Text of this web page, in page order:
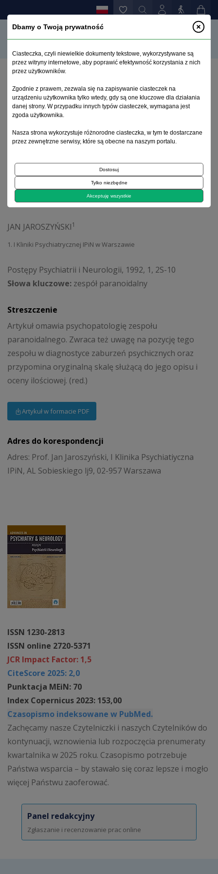
ISSN 1230-2813
ISSN online 2720-5371
JCR Impact Factor: 1,5
CiteScore 2025: 2,0
Punktacja MEiN: 70
Index Copernicus 2023: 153,00
Czasopismo indeksowane w PubMed.
Zachęcamy nasze Czytelniczki i naszych Czytelników do
kontynuacji, wznowienia lub rozpoczęcia prenumeraty
kwartalnika w 2025 roku. Czasopismo potrzebuje
Państwa wsparcia – by stawało się coraz lepsze i mogło
więcej Państwu zaoferować.
Panel redakcyjny
Zgłaszanie i recenzowanie prac online
Zespół paranoidalny
Archiwum 1992–2014
Zespół paranoidalny
JAN JAROSZYŃSKI1
1. I Kliniki Psychiatrycznej IPiN w Warszawie
Postępy Psychiatrii i Neurologii, 1992, 1, 2S-10
Słowa kluczowe: zespół paranoidalny
Streszczenie
Artykuł omawia psychopatologię zespołu
paranoidalnego. Zwraca też uwagę na pozycję tego
zespołu w diagnostyce zaburzeń psychicznych oraz
przypomina oryginalną skalę służącą do jego opisu i
oceny ilościowej. (red.)
Artykuł w formacie PDF
Adres do korespondencji
Adres: Prof. Jan Jaroszyński, I Klinika Psychiatiyczna
IPiN, AL Sobieskiego lj9, 02-957 Warszawa
Dbamy o Twoją prywatność
Ciasteczka, czyli niewielkie dokumenty tekstowe, wykorzystywane są
przez witryny internetowe, aby poprawić efektywność korzystania z nich
przez użytkowników.
Zgodnie z prawem, zezwala się na zapisywanie ciasteczek na
urządzeniu użytkownika tylko wtedy, gdy są one kluczowe dla działania
danej strony. W przypadku innych typów ciasteczek, wymagana jest
zgoda użytkownika.
Nasza strona wykorzystuje różnorodne ciasteczka, w tym te dostarczane
przez zewnętrzne serwisy, które są obecne na naszym portalu.
Dostosuj
Tylko niezbędne
Akceptuję wszystkie